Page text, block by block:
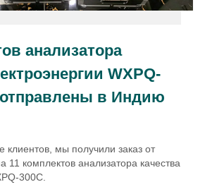
анализатора
WXPQ-
отправлены в Индию